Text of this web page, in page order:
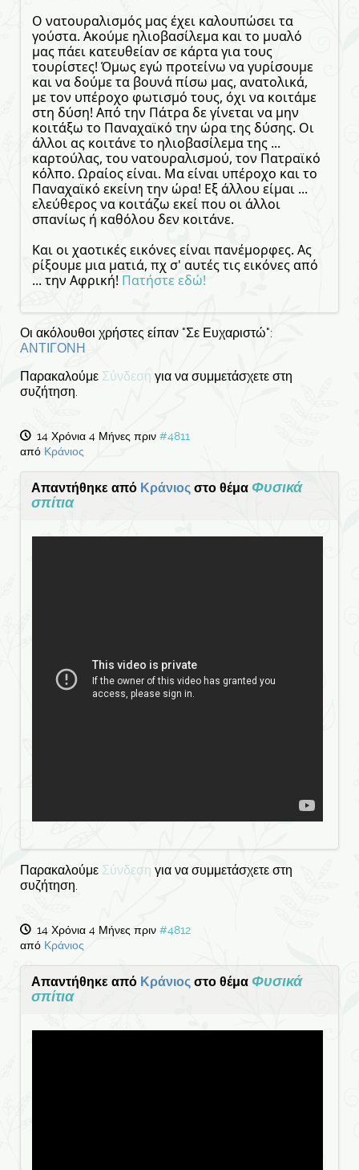
Ο νατουραλισμός μας έχει καλουπώσει τα
γούστα. Ακούμε ηλιοβασίλεμα και το μυαλό
μας πάει κατευθείαν σε κάρτα για τους
τουρίστες! Όμως εγώ προτείνω να γυρίσουμε
και να δούμε τα βουνά πίσω μας, ανατολικά,
με τον υπέροχο φωτισμό τους, όχι να κοιτάμε
στη δύση! Από την Πάτρα δε γίνεται να μην
κοιτάξω το Παναχαϊκό την ώρα της δύσης. Οι
άλλοι ας κοιτάνε το ηλιοβασίλεμα της ...
καρτούλας, του νατουραλισμού, τον Πατραϊκό
κόλπο. Ωραίος είναι. Μα είναι υπέροχο και το
Παναχαϊκό εκείνη την ώρα! Εξ άλλου είμαι ...
ελεύθερος να κοιτάζω εκεί που οι άλλοι
σπανίως ή καθόλου δεν κοιτάνε.
Και οι χαοτικές εικόνες είναι πανέμορφες. Ας
ρίξουμε μια ματιά, πχ σ' αυτές τις εικόνες από
... την Αφρική! Πατήστε εδώ!
Οι ακόλουθοι χρήστες είπαν "Σε Ευχαριστώ":
ΑΝΤΙΓΟΝΗ
Παρακαλούμε Σύνδεση για να συμμετάσχετε στη
συζήτηση.
14 Χρόνια 4 Μήνες πριν #4811
από Κράνιος
Απαντήθηκε από Κράνιος στο θέμα Φυσικά
σπίτια
Παρακαλούμε Σύνδεση για να συμμετάσχετε στη
συζήτηση.
14 Χρόνια 4 Μήνες πριν #4812
από Κράνιος
Απαντήθηκε από Κράνιος στο θέμα Φυσικά
σπίτια